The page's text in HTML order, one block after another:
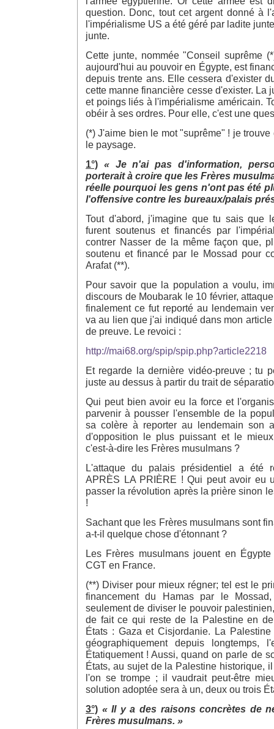
question. Donc, tout cet argent donné à
l'impérialisme US a été géré par ladite
junte.
Cette junte, nommée "Conseil suprême
aujourd'hui au pouvoir en Égypte, est
depuis trente ans. Elle cessera d'exister
cette manne financière cesse d'exister. La
et poings liés à l'impérialisme américain.
obéir à ses ordres. Pour elle, c'est une
(*) J'aime bien le mot "suprême" ! je
le paysage.
1°) « Je n'ai pas d'information,
porterait à croire que les Frères
réelle pourquoi les gens n'ont pas été
l'offensive contre les bureaux/palais
Tout d'abord, j'imagine que tu sais que
furent soutenus et financés par
contrer Nasser de la même façon que,
soutenu et financé par le Mossad pour
Arafat (**).
Pour savoir que la population a voulu,
discours de Moubarak le 10 février,
finalement ce fut reporté au lendemain
va au lien que j'ai indiqué dans mon
de preuve. Le revoici :
http://mai68.org/spip/spip.php?article2218
Et regarde la dernière vidéo-preuve ; tu
juste au dessus à partir du trait de
Qui peut bien avoir eu la force et
parvenir à pousser l'ensemble de la
sa colère à reporter au lendemain son
d'opposition le plus puissant et le
c'est-à-dire les Frères musulmans ?
L'attaque du palais présidentiel a été
APRÈS LA PRIÈRE ! Qui peut avoir eu
passer la révolution après la prière sinon
!
Sachant que les Frères musulmans sont
a-t-il quelque chose d'étonnant ?
Les Frères musulmans jouent en
CGT en France.
(**) Diviser pour mieux régner; tel est le
financement du Hamas par le
seulement de diviser le pouvoir
de fait ce qui reste de la Palestine en
États : Gaza et Cisjordanie. La
géographiquement depuis longtemps,
Étatiquement ! Aussi, quand on parle de
États, au sujet de la Palestine historique,
l'on se trompe ; il vaudrait peut-être
solution adoptée sera à un, deux ou trois
3°) « Il y a des raisons concrètes de
Frères musulmans. »